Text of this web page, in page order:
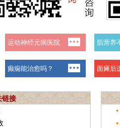
链接